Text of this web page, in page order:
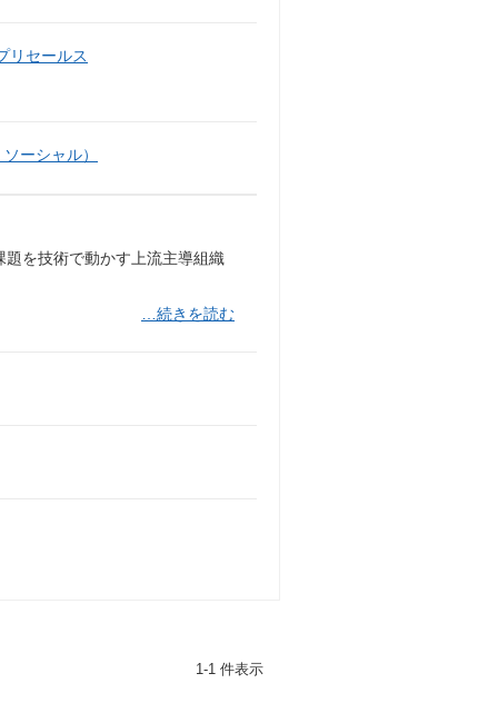
リセールス
ーシャル）
を技術で動かす上流主導組織
…続きを読む
1-1 件表示